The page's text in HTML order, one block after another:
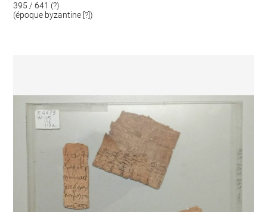
395 / 641 (?)
(époque byzantine [?])